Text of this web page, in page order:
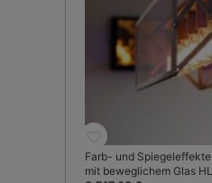
Farb- und
mit beweglichem Glas